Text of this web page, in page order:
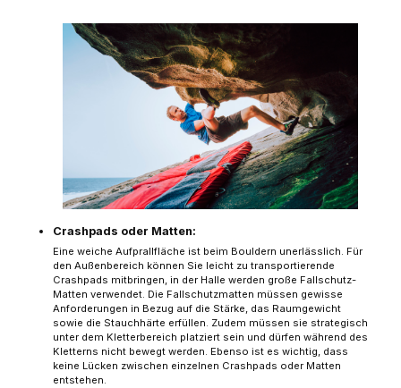
Crashpads oder Matten:
Eine weiche Aufprallfläche ist beim Bouldern unerlässlich. Für
den Außenbereich können Sie leicht zu transportierende
Crashpads mitbringen, in der Halle werden große Fallschutz-
Matten verwendet. Die Fallschutzmatten müssen gewisse
Anforderungen in Bezug auf die Stärke, das Raumgewicht
sowie die Stauchhärte erfüllen. Zudem müssen sie strategisch
unter dem Kletterbereich platziert sein und dürfen während des
Kletterns nicht bewegt werden. Ebenso ist es wichtig, dass
keine Lücken zwischen einzelnen Crashpads oder Matten
entstehen.